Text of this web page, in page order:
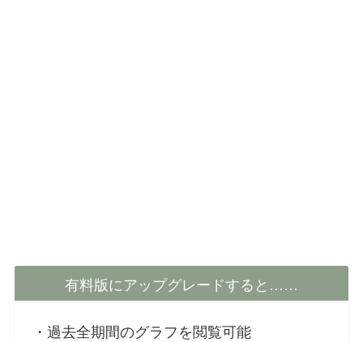
有料版にアップグレードすると……
・過去全期間のグラフを閲覧可能